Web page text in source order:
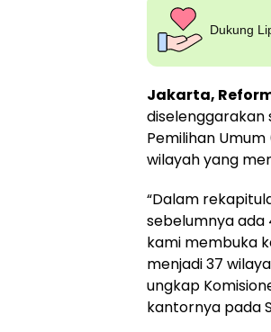
Dukung
Jakarta,
diselenggarakan
Pemilihan
wilayah yang
“Dalam
sebelumnya ada
kami membuka
menjadi 37
ungkap
kantornya pada